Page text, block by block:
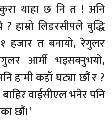
थाहा छ नि त ! अनि
हाम्रो लिडरसीपले बुद्धि
हजार त बनायो, रेगुलर
आर्मी भइसक्नुभयो,
हामी कहाँ घट्या छौं र ?
वाईसीएल भनेर पनि
छौं।’